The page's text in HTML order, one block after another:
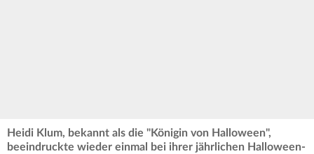
Heidi Klum, bekannt als die "Königin von Halloween",
beeindruckte wieder einmal bei ihrer jährlichen Halloween-